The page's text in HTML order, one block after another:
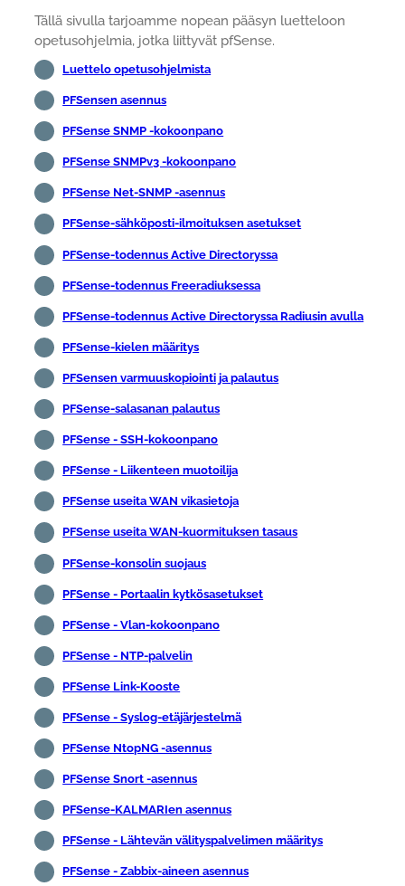
Tällä sivulla tarjoamme nopean pääsyn luetteloon
opetusohjelmia, jotka liittyvät pfSense.
Luettelo opetusohjelmista
PFSensen asennus
PFSense SNMP -kokoonpano
PFSense SNMPv3 -kokoonpano
PFSense Net-SNMP -asennus
PFSense-sähköposti-ilmoituksen asetukset
PFSense-todennus Active Directoryssa
PFSense-todennus Freeradiuksessa
PFSense-todennus Active Directoryssa Radiusin avulla
PFSense-kielen määritys
PFSensen varmuuskopiointi ja palautus
PFSense-salasanan palautus
PFSense - SSH-kokoonpano
PFSense - Liikenteen muotoilija
PFSense useita WAN vikasietoja
PFSense useita WAN-kuormituksen tasaus
PFSense-konsolin suojaus
PFSense - Portaalin kytkösasetukset
PFSense - Vlan-kokoonpano
PFSense - NTP-palvelin
PFSense Link-Kooste
PFSense - Syslog-etäjärjestelmä
PFSense NtopNG -asennus
PFSense Snort -asennus
PFSense-KALMARIen asennus
PFSense - Lähtevän välityspalvelimen määritys
PFSense - Zabbix-aineen asennus